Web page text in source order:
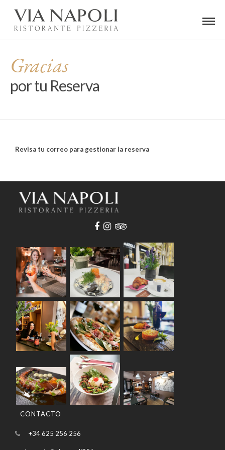
Gracias
por tu Reserva
Revisa tu correo para gestionar la reserva
CONTACTO
+34 625 256 256